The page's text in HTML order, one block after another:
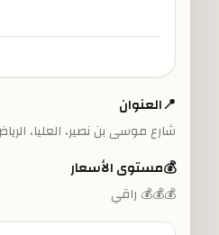
📍العنوان
شارع موسى بن نصير، العليا، الرياض
💰مستوى الأسعار
💰💰💰 راقي